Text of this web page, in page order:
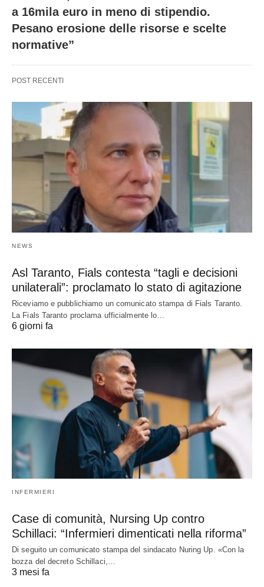
a 16mila euro in meno di stipendio.
Pesano erosione delle risorse e scelte
normative”
POST RECENTI
NEWS
Asl Taranto, Fials contesta “tagli e decisioni
unilaterali”: proclamato lo stato di agitazione
Riceviamo e pubblichiamo un comunicato stampa di Fials Taranto.
La Fials Taranto proclama ufficialmente lo…
6 giorni fa
INFERMIERI
Case di comunità, Nursing Up contro
Schillaci: “Infermieri dimenticati nella riforma”
Di seguito un comunicato stampa del sindacato Nuring Up. «Con la
bozza del decreto Schillaci,…
3 mesi fa